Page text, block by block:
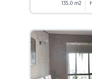
135.0 m2